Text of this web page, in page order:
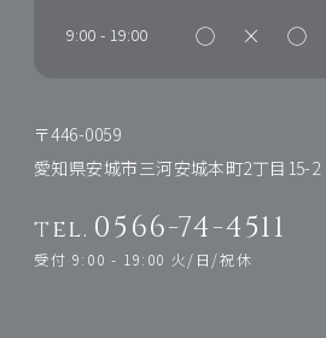
9:00 - 19:00 ◯ × ◯
〒446-0059
愛知県安城市三河安城本町2丁目15-2
tel. 0566-74-4511
受付 9:00 - 19:00 火/日/祝休